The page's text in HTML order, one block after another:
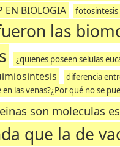
BIOLOGIA fotosintesis
las
¿quienes poseen selulas
diferencia
las venas?¿Por qué no se
son moleculas
que la de